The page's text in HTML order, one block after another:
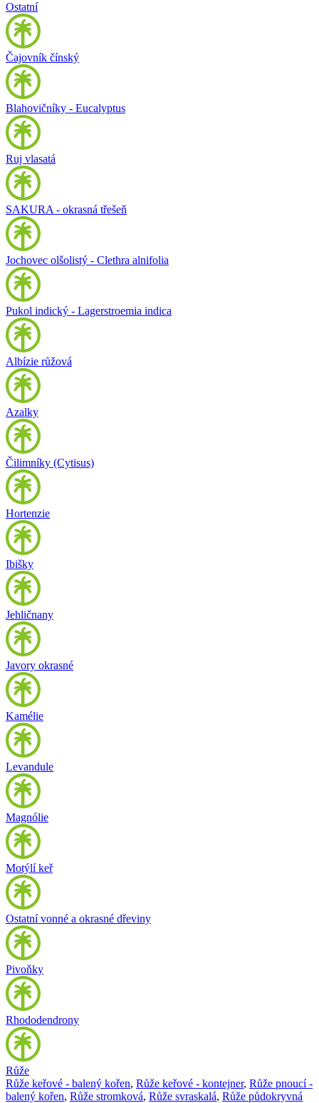
Ostatní
Čajovník čínský
Blahovičníky - Eucalyptus
Ruj vlasatá
SAKURA - okrasná třešeň
Jochovec olšolistý - Clethra alnifolia
Pukol indický - Lagerstroemia indica
Albízie růžová
Azalky
Čilimníky (Cytisus)
Hortenzie
Ibišky
Jehličnany
Javory okrasné
Kamélie
Levandule
Magnólie
Motýlí keř
Ostatní vonné a okrasné dřeviny
Pivoňky
Rhododendrony
Růže
Růže keřové - balený kořen, Růže keřové - kontejner, Růže pnoucí -
balený kořen, Růže stromková, Růže svraskalá, Růže půdokryvná